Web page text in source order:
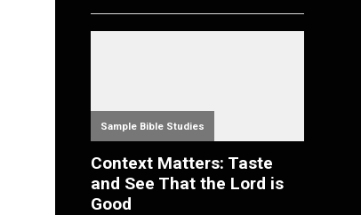
Sample Bible Studies
Context Matters: Taste
and See That the Lord is
Good